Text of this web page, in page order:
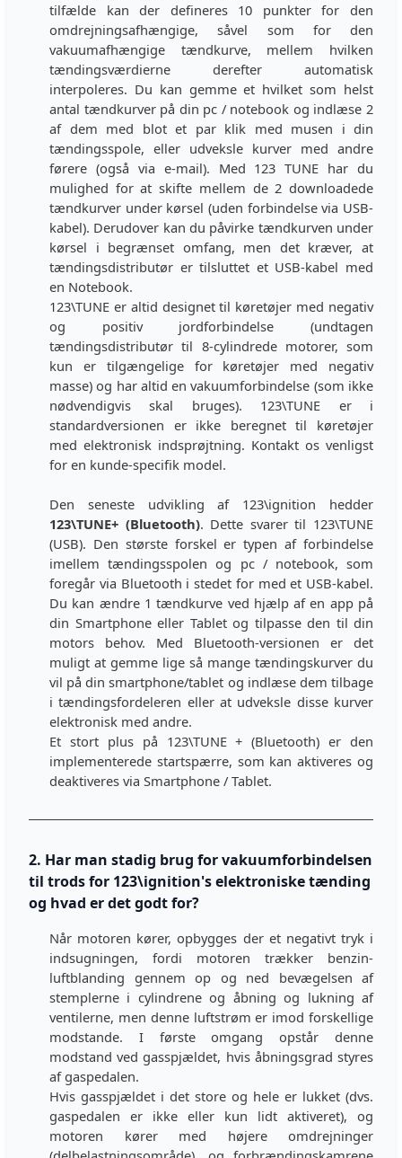
tilfælde kan der defineres 10 punkter for den
omdrejningsafhængige, såvel som for den
vakuumafhængige tændkurve, mellem hvilken
tændingsværdierne derefter automatisk
interpoleres. Du kan gemme et hvilket som helst
antal tændkurver på din pc / notebook og indlæse 2
af dem med blot et par klik med musen i din
tændingsspole, eller udveksle kurver med andre
førere (også via e-mail). Med 123 TUNE har du
mulighed for at skifte mellem de 2 downloadede
tændkurver under kørsel (uden forbindelse via USB-
kabel). Derudover kan du påvirke tændkurven under
kørsel i begrænset omfang, men det kræver, at
tændingsdistributør er tilsluttet et USB-kabel med
en Notebook.
123\TUNE er altid designet til køretøjer med negativ
og positiv jordforbindelse (undtagen
tændingsdistributør til 8-cylindrede motorer, som
kun er tilgængelige for køretøjer med negativ
masse) og har altid en vakuumforbindelse (som ikke
nødvendigvis skal bruges). 123\TUNE er i
standardversionen er ikke beregnet til køretøjer
med elektronisk indsprøjtning. Kontakt os venligst
for en kunde-specifik model.
Den seneste udvikling af 123\ignition hedder
123\TUNE+ (Bluetooth). Dette svarer til 123\TUNE
(USB). Den største forskel er typen af forbindelse
imellem tændingsspolen og pc / notebook, som
foregår via Bluetooth i stedet for med et USB-kabel.
Du kan ændre 1 tændkurve ved hjælp af en app på
din Smartphone eller Tablet og tilpasse den til din
motors behov. Med Bluetooth-versionen er det
muligt at gemme lige så mange tændingskurver du
vil på din smartphone/tablet og indlæse dem tilbage
i tændingsfordeleren eller at udveksle disse kurver
elektronisk med andre.
Et stort plus på 123\TUNE + (Bluetooth) er den
implementerede startspærre, som kan aktiveres og
deaktiveres via Smartphone / Tablet.
2. Har man stadig brug for vakuumforbindelsen
til trods for 123\ignition's elektroniske tænding
og hvad er det godt for?
Når motoren kører, opbygges der et negativt tryk i
indsugningen, fordi motoren trækker benzin-
luftblanding gennem op og ned bevægelsen af
stemplerne i cylindrene og åbning og lukning af
ventilerne, men denne luftstrøm er imod forskellige
modstande. I første omgang opstår denne
modstand ved gasspjældet, hvis åbningsgrad styres
af gaspedalen.
Hvis gasspjældet i det store og hele er lukket (dvs.
gaspedalen er ikke eller kun lidt aktiveret), og
motoren kører med højere omdrejninger